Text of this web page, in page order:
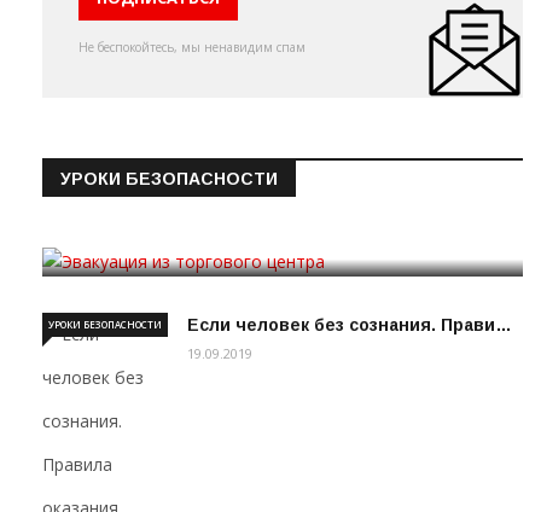
Не беспокойтесь, мы ненавидим спам
УРОКИ БЕЗОПАСНОСТИ
Если человек без сознания. Прави…
УРОКИ БЕЗОПАСНОСТИ
19.09.2019